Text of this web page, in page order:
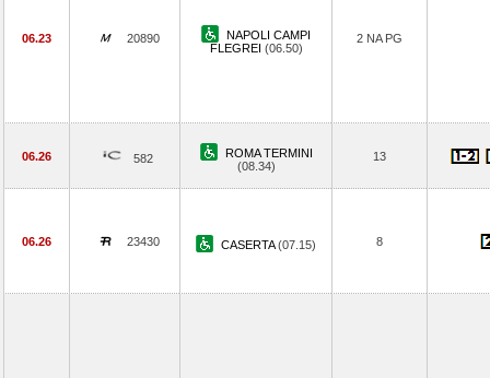
06.23 20890
NAPOLI CAMPI
FLEGREI (06.50)
2 NA PG
06.26 582
ROMA TERMINI
(08.34)
13
06.26 23430 CASERTA(07.15) 8